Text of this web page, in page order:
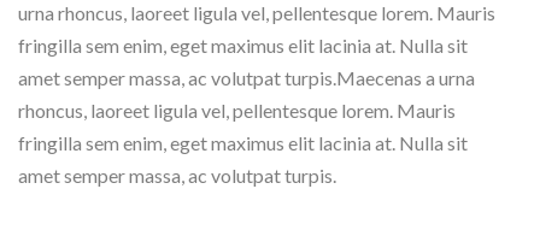
urna rhoncus, laoreet ligula vel, pellentesque lorem. Mauris
fringilla sem enim, eget maximus elit lacinia at. Nulla sit
amet semper massa, ac volutpat turpis.Maecenas a urna
rhoncus, laoreet ligula vel, pellentesque lorem. Mauris
fringilla sem enim, eget maximus elit lacinia at. Nulla sit
amet semper massa, ac volutpat turpis.